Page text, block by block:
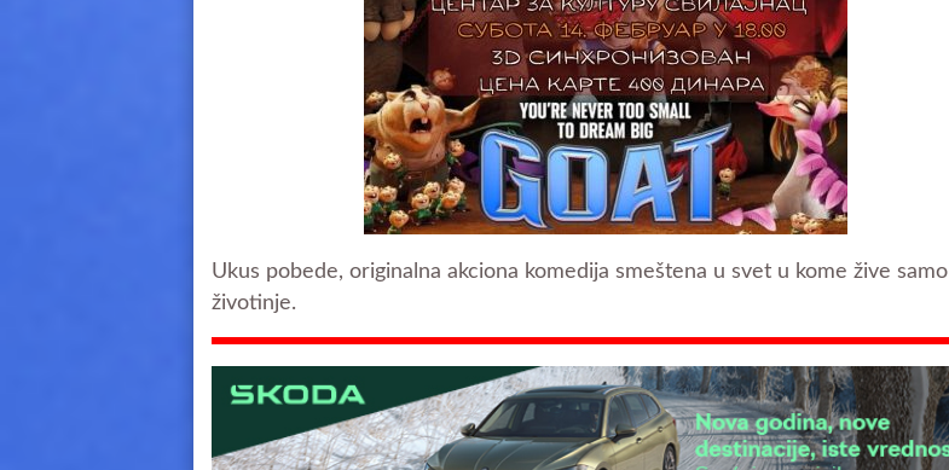
Ukus pobede, originalna akciona komedija smeštena u svet u kome žive samo
životinje.